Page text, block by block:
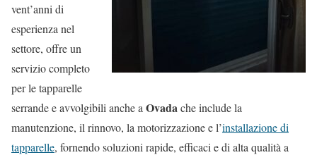
vent’anni di
esperienza nel
settore, offre un
servizio completo
per le tapparelle
serrande e avvolgibili anche a Ovadache include la
manutenzione, il rinnovo, la motorizzazione e l’installazione di
tapparelle, fornendo soluzioni rapide, efficaci e di alta qualità a